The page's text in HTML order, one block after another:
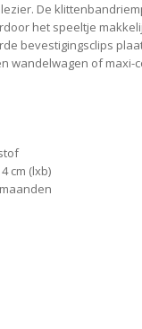
De
het speeltje
bevestigingsclips
wandelwagen of maxi-
cm (lxb)